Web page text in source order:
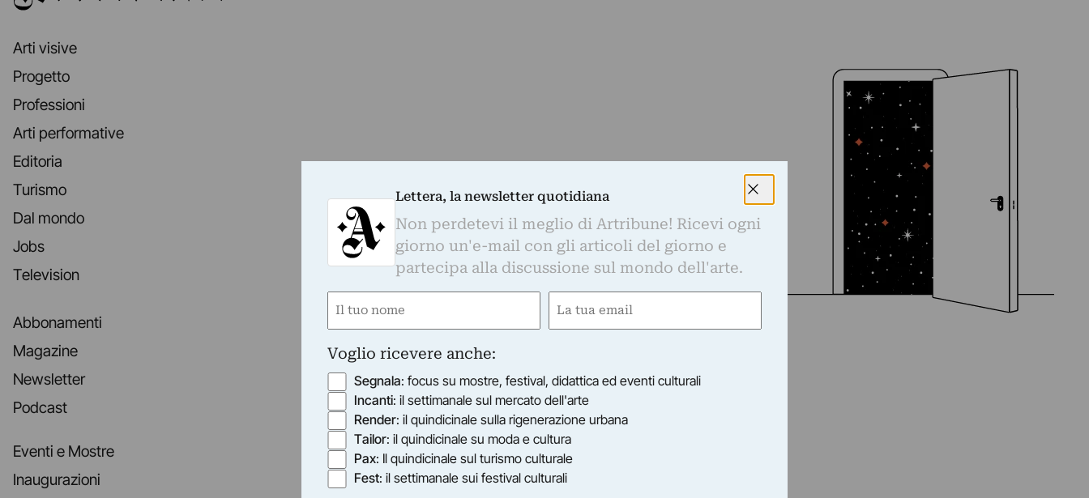
Arti visive
Progetto
Professioni
Arti performative
Editoria
Turismo
Dal mondo
Jobs
Television
Abbonamenti
Magazine
Newsletter
Podcast
Eventi e Mostre
Inaugurazioni
Lettera, la newsletter quotidiana
Non perdetevi il meglio di Artribune! Ricevi ogni
giorno un'e-mail con gli articoli del giorno e
partecipa alla discussione sul mondo dell'arte.
Nome
Email
Voglio ricevere anche:
Segnala: focus su mostre, festival, didattica ed eventi culturali
Incanti: il settimanale sul mercato dell'arte
Render: il quindicinale sulla rigenerazione urbana
Tailor: il quindicinale su moda e cultura
Pax: Il quindicinale sul turismo culturale
Fest: il settimanale sui festival culturali